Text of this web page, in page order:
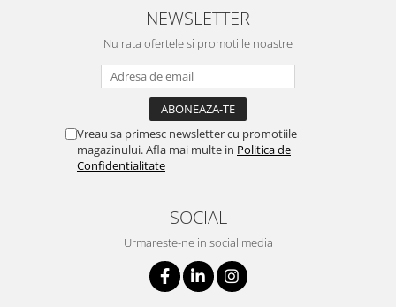
NEWSLETTER
Nu rata ofertele si promotiile noastre
Vreau sa primesc newsletter cu promotiile
magazinului. Afla mai multe in Politica de
Confidentialitate
SOCIAL
Urmareste-ne in social media